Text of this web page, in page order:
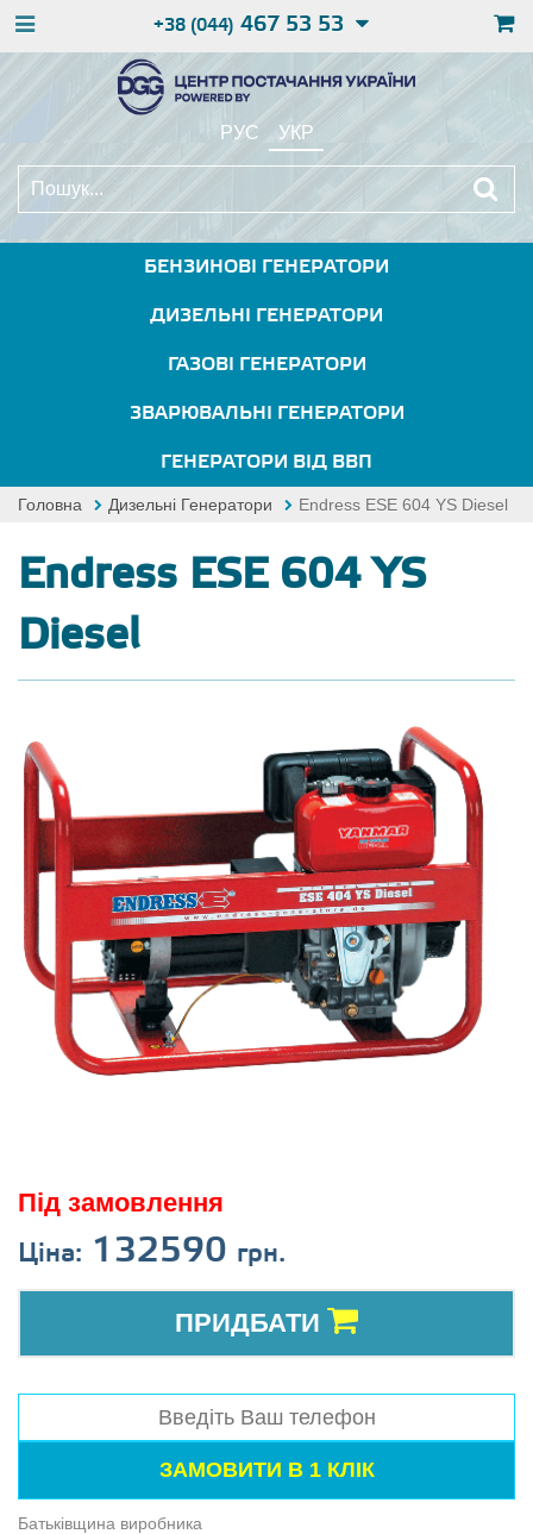
+38 (044) 467 53 53
РУС УКР
БЕНЗИНОВІ ГЕНЕРАТОРИ
ДИЗЕЛЬНІ ГЕНЕРАТОРИ
ГАЗОВІ ГЕНЕРАТОРИ
ЗВАРЮВАЛЬНІ ГЕНЕРАТОРИ
ГЕНЕРАТОРИ ВІД ВВП
Головна Дизельні Генератори Endress ESE 604 YS Diesel
Endress ESE 604 YS
Diesel
Під замовлення
Ціна: 132590 грн.
ПРИДБАТИ
Батьківщина виробника